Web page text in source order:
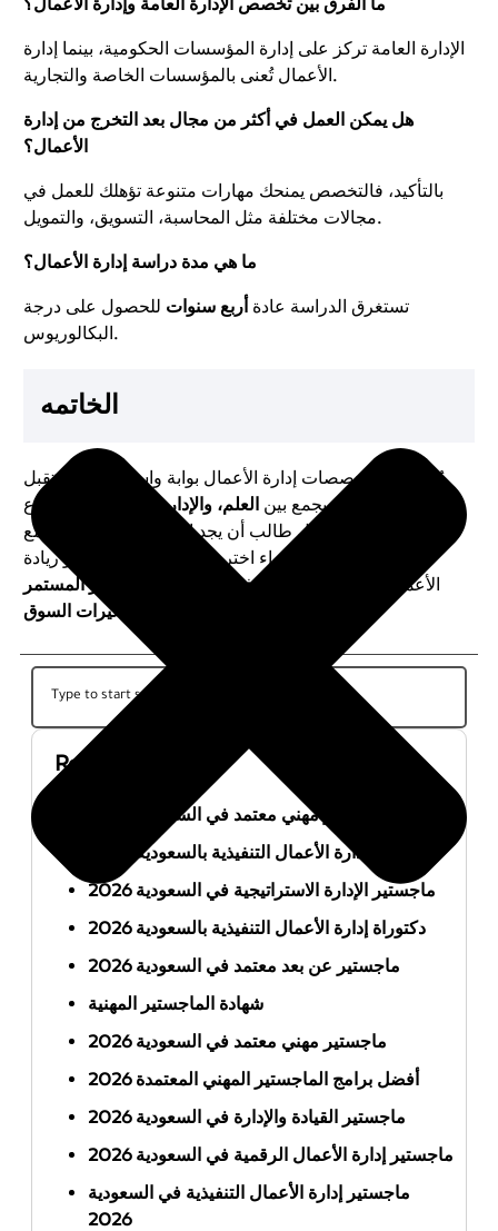
الإدارة العامة تركز على إدارة المؤسسات الحكومية، بينما إدارة
الأعمال تُعنى بالمؤسسات الخاصة والتجارية.
هل يمكن العمل في أكثر من مجال بعد التخرج من إدارة
الأعمال؟
بالتأكيد، فالتخصص يمنحك مهارات متنوعة تؤهلك للعمل في
مجالات مختلفة مثل المحاسبة، التسويق، والتمويل.
ما هي مدة دراسة إدارة الأعمال؟
تستغرق الدراسة عادة أربع سنوات للحصول على درجة
البكالوريوس.
الخاتمه
يُعد أفضل تخصصات إدارة الأعمال بوابة واسعة نحو مستقبل
مهني مزدهر، إذ يجمع بين العلم، والإدارة، والإبداع
. ومع تنوع
تخصصاته، يمكن لكل طالب أن يجد المجال الذي يتناسب مع
مهاراته وطموحاته. سواء اخترت التسويق، المالية، أو ريادة
الأعمال، فإن النجاح يعتمد في النهاية على
التطوير المستمر
والقدرة على التكيف مع متغيرات السوق
Recent Posts
أفضل ماجستير مهني معتمد في السعودية 2026
ماجستير إدارة الأعمال التنفيذية بالسعودية 2026
ماجستير الإدارة الاستراتيجية في السعودية 2026
دكتوراة إدارة الأعمال التنفيذية بالسعودية 2026
ماجستير عن بعد معتمد في السعودية 2026
شهادة الماجستير المهنية
ماجستير مهني معتمد في السعودية 2026
أفضل برامج الماجستير المهني المعتمدة 2026
ماجستير القيادة والإدارة في السعودية 2026
ماجستير إدارة الأعمال الرقمية في السعودية 2026
ماجستير إدارة الأعمال التنفيذية في السعودية
2026